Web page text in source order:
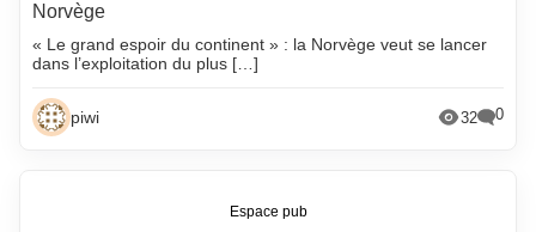
Norvège
« Le grand espoir du continent » : la Norvège veut se lancer
dans l’exploitation du plus […]
piwi 32 0
Espace pub